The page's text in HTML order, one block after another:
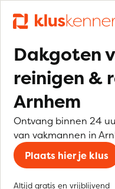
Dakgoten
reinigen &
Arnhem
Ontvang binnen 24
van vakmannen in
Plaats hier je klus
Altijd gratis en vrijblijvend